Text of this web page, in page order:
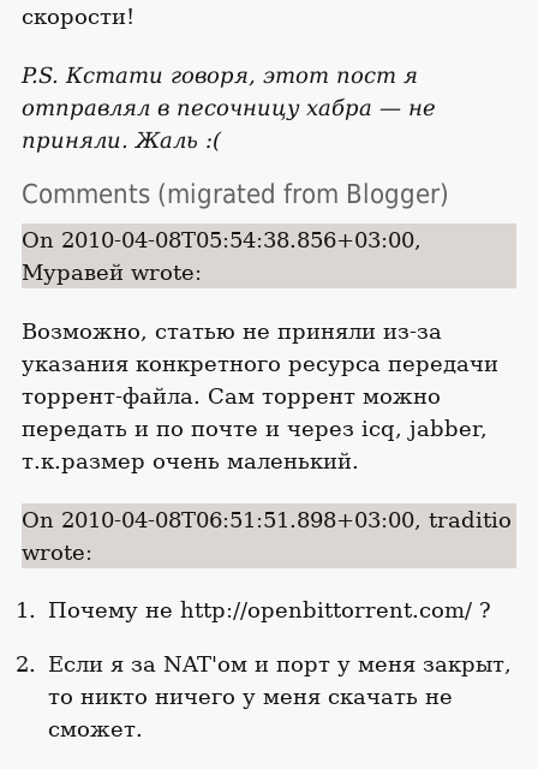
скорости!
P.S. Кстати говоря, этот пост я
отправлял в песочницу хабра — не
приняли. Жаль :(
Comments (migrated from Blogger)
On 2010-04-08T05:54:38.856+03:00,
Муравей wrote:
Возможно, статью не приняли из-за
указания конкретного ресурса передачи
торрент-файла. Сам торрент можно
передать и по почте и через icq, jabber,
т.к.размер очень маленький.
On 2010-04-08T06:51:51.898+03:00, traditio
wrote:
Почему не http://openbittorrent.com/ ?
Если я за NAT'ом и порт у меня закрыт,
то никто ничего у меня скачать не
сможет.